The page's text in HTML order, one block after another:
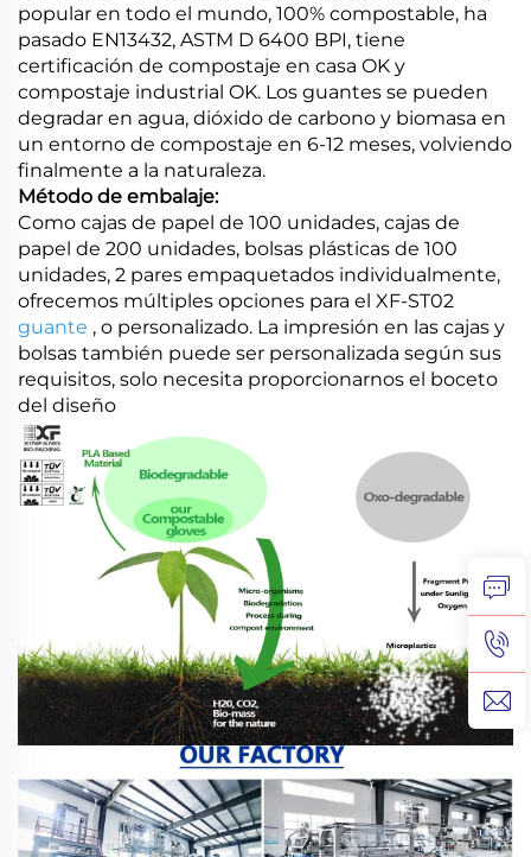
popular en todo el mundo, 100% compostable, ha
pasado EN13432, ASTM D 6400 BPI, tiene
certificación de compostaje en casa OK y
compostaje industrial OK. Los guantes se pueden
degradar en agua, dióxido de carbono y biomasa en
un entorno de compostaje en 6-12 meses, volviendo
finalmente a la naturaleza.
Método de embalaje:
Como cajas de papel de 100 unidades, cajas de
papel de 200 unidades, bolsas plásticas de 100
unidades, 2 pares empaquetados individualmente,
ofrecemos múltiples opciones para el XF-ST02
guante , o personalizado. La impresión en las cajas y
bolsas también puede ser personalizada según sus
requisitos, solo necesita proporcionarnos el boceto
del diseño